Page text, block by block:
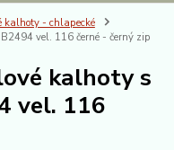
kalhoty - chlapecké
vel. 116 černé - černý zip
kalhoty s
vel. 116